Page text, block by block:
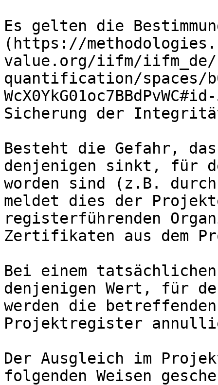
Es gelten die
(https://
value.org/iifm/iifm_de/
quantification/spaces/
Sicherung der
Besteht die Gefahr,
denjenigen sinkt, für
worden sind (z.B.
meldet dies der
registerführenden
Zertifikaten aus dem
Bei einem
denjenigen Wert, für
werden die betreffenden
Projektregister
Der Ausgleich im
folgenden Weisen